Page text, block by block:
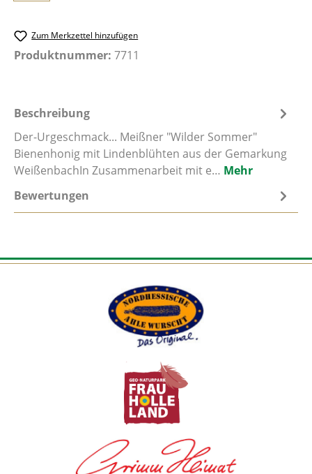
Zum Merkzettel hinzufügen
Produktnummer: 7711
Beschreibung
Der-Urgeschmack... Meißner "Wilder Sommer"
Bienenhonig mit Lindenblühten aus der Gemarkung
WeißenbachIn Zusammenarbeit mit e… Mehr
Bewertungen